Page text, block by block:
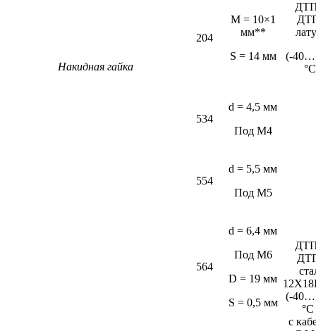
Накидная гайка
204
M = 10×1
мм**
S = 14 мм
(-
534
d = 4,5 мм
Под М4
(-
°C
c
554
d = 5,5 мм
Под М5
564
d = 6,4 мм
Под М6
D = 19 мм
S = 0,5 мм